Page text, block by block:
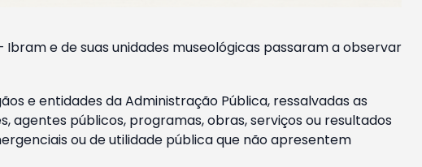
e de suas unidades museológicas passaram a observar
e entidades da Administração Pública, ressalvadas as
públicos, programas, obras, serviços ou resultados
ou de utilidade pública que não apresentem